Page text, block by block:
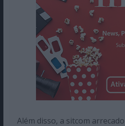
Além disso, a sitcom